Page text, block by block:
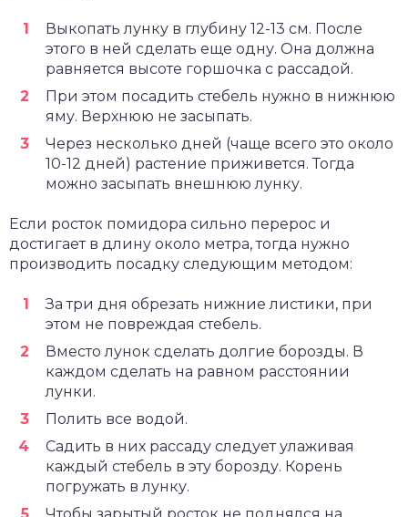
Выкопать лунку в глубину 12-13 см. После
этого в ней сделать еще одну. Она должна
равняется высоте горшочка с рассадой.
При этом посадить стебель нужно в нижнюю
яму. Верхнюю не засыпать.
Через несколько дней (чаще всего это около
10-12 дней) растение приживется. Тогда
можно засыпать внешнюю лунку.
Если росток помидора сильно перерос и
достигает в длину около метра, тогда нужно
производить посадку следующим методом:
За три дня обрезать нижние листики, при
этом не повреждая стебель.
Вместо лунок сделать долгие борозды. В
каждом сделать на равном расстоянии
лунки.
Полить все водой.
Садить в них рассаду следует улаживая
каждый стебель в эту борозду. Корень
погружать в лунку.